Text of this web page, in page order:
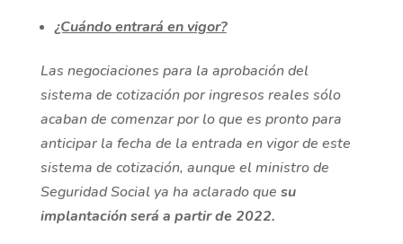
¿Cuándo entrará en vigor?
Las negociaciones para la aprobación del
sistema de cotización por ingresos reales sólo
acaban de comenzar por lo que es pronto para
anticipar la fecha de la entrada en vigor de este
sistema de cotización, aunque el ministro de
Seguridad Social ya ha aclarado que su
implantación será a partir de 2022.